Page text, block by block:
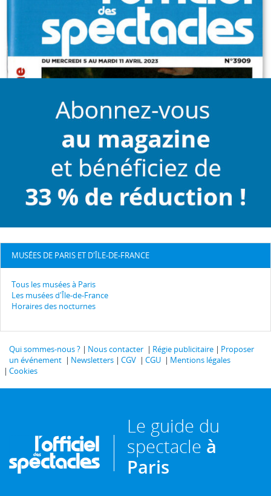
MUSÉES DE PARIS ET D'ÎLE-DE-FRANCE
Tous les musées à Paris
Les musées d'Île-de-France
Horaires des nocturnes
Qui sommes-nous ? Nous contacter Régie publicitaire
Proposer
un événement
Newsletters CGV CGU
Mentions légales
Cookies
Le guide du
spectacle à
Paris